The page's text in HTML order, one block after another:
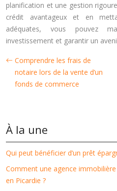
planification et une gestion
crédit avantageux et en
adéquates, vous pouvez
investissement et garantir un
Comprendre les frais de
notaire lors de la vente d’un
fonds de commerce
À la une
Qui peut bénéficier d’un prêt
Comment une agence
en Picardie ?